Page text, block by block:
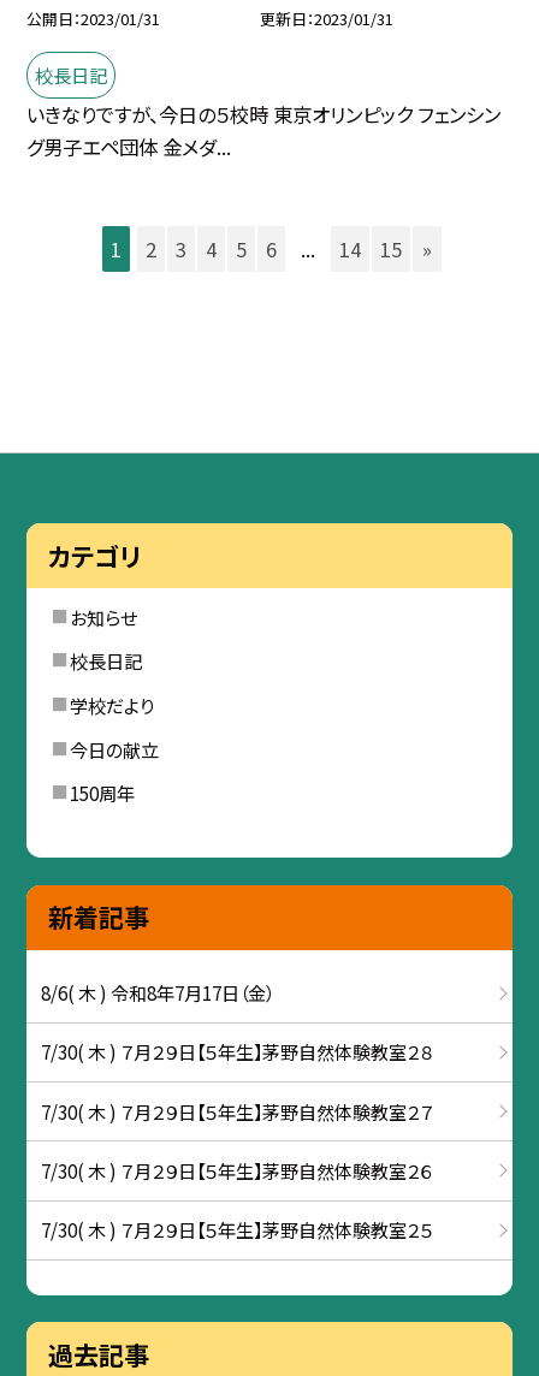
公開日 2023/01/31 更新日 2023/01/31
校長日記
いきなりですが、今日の５校時 東京オリンピック フェンシン
グ男子エペ団体 金メダ...
1 2 3 4 5 6 ... 14 15 »
カテゴリ
お知らせ
校長日記
学校だより
今日の献立
150周年
新着記事
8/6( 木 ) 令和8年7月17日（金）
7/30( 木 ) ７月２９日【５年生】茅野自然体験教室２８
7/30( 木 ) ７月２９日【５年生】茅野自然体験教室２７
7/30( 木 ) ７月２９日【５年生】茅野自然体験教室２６
7/30( 木 ) ７月２９日【５年生】茅野自然体験教室２５
過去記事